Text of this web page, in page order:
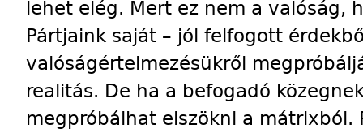
lehet elég. Mert ez nem a valóság,
Pártjaink saját – jól felfogott
valóságértelmezésükről
realitás. De ha a befogadó
megpróbálhat elszökni a mátrixból.